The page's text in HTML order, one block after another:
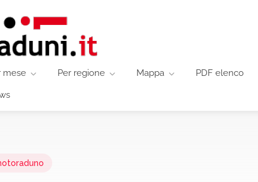
mese Per regione Mappa PDF elenco